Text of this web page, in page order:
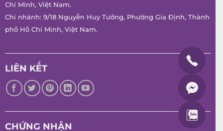
Chí Minh, Việt Nam.
Chi nhánh: 9/18 Nguyễn Huy Tưởng, Phường Gia Định, Thành
phố Hồ Chí Minh, Việt Nam.
LIÊN KẾT
CHỨNG NHẬN